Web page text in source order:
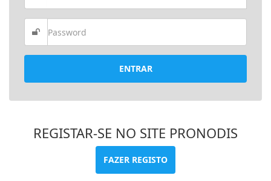
ENTRAR
REGISTAR-SE NO SITE PRONODIS
FAZER REGISTO